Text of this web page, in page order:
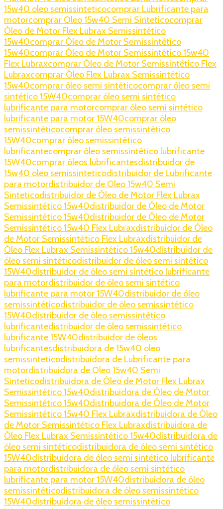
15w40 oleo semissinteticocomprar Lubrificante para
motorcomprar Oleo 15w40 Semi Sinteticocomprar
Óleo de Motor Flex Lubrax Semissintético
15w40comprar Óleo de Motor Semissintético
15w40comprar Óleo de Motor Semissintético 15w40
Flex Lubraxcomprar Óleo de Motor Semissintético Flex
Lubraxcomprar Óleo Flex Lubrax Semissintético
15w40comprar óleo semi sintéticocomprar óleo semi
sintético 15W40comprar óleo semi sintético
lubrificante para motorcomprar óleo semi sintético
lubrificante para motor 15W40comprar óleo
semissintéticocomprar óleo semissintético
15W40comprar óleo semissintético
lubrificantecomprar óleo semissintético lubrificante
15W40comprar óleos lubrificantesdistribuidor de
15w40 oleo semissinteticodistribuidor de Lubrificante
para motordistribuidor de Oleo 15w40 Semi
Sinteticodistribuidor de Óleo de Motor Flex Lubrax
Semissintético 15w40distribuidor de Óleo de Motor
Semissintético 15w40distribuidor de Óleo de Motor
Semissintético 15w40 Flex Lubraxdistribuidor de Óleo
de Motor Semissintético Flex Lubraxdistribuidor de
Óleo Flex Lubrax Semissintético 15w40distribuidor de
óleo semi sintéticodistribuidor de óleo semi sintético
15W40distribuidor de óleo semi sintético lubrificante
para motordistribuidor de óleo semi sintético
lubrificante para motor 15W40distribuidor de óleo
semissintéticodistribuidor de óleo semissintético
15W40distribuidor de óleo semissintético
lubrificantedistribuidor de óleo semissintético
lubrificante 15W40distribuidor de óleos
lubrificantesdistribuidora de 15w40 oleo
semissinteticodistribuidora de Lubrificante para
motordistribuidora de Oleo 15w40 Semi
Sinteticodistribuidora de Óleo de Motor Flex Lubrax
Semissintético 15w40distribuidora de Óleo de Motor
Semissintético 15w40distribuidora de Óleo de Motor
Semissintético 15w40 Flex Lubraxdistribuidora de Óleo
de Motor Semissintético Flex Lubraxdistribuidora de
Óleo Flex Lubrax Semissintético 15w40distribuidora de
óleo semi sintéticodistribuidora de óleo semi sintético
15W40distribuidora de óleo semi sintético lubrificante
para motordistribuidora de óleo semi sintético
lubrificante para motor 15W40distribuidora de óleo
semissintéticodistribuidora de óleo semissintético
15W40distribuidora de óleo semissintético